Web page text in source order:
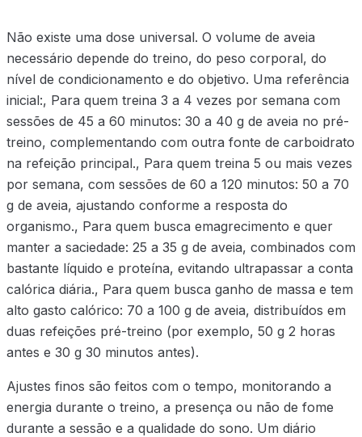
Não existe uma dose universal. O volume de aveia
necessário depende do treino, do peso corporal, do
nível de condicionamento e do objetivo. Uma referência
inicial:, Para quem treina 3 a 4 vezes por semana com
sessões de 45 a 60 minutos: 30 a 40 g de aveia no pré-
treino, complementando com outra fonte de carboidrato
na refeição principal., Para quem treina 5 ou mais vezes
por semana, com sessões de 60 a 120 minutos: 50 a 70
g de aveia, ajustando conforme a resposta do
organismo., Para quem busca emagrecimento e quer
manter a saciedade: 25 a 35 g de aveia, combinados com
bastante líquido e proteína, evitando ultrapassar a conta
calórica diária., Para quem busca ganho de massa e tem
alto gasto calórico: 70 a 100 g de aveia, distribuídos em
duas refeições pré-treino (por exemplo, 50 g 2 horas
antes e 30 g 30 minutos antes).
Ajustes finos são feitos com o tempo, monitorando a
energia durante o treino, a presença ou não de fome
durante a sessão e a qualidade do sono. Um diário